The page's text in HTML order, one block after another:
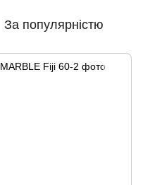
За популярністю